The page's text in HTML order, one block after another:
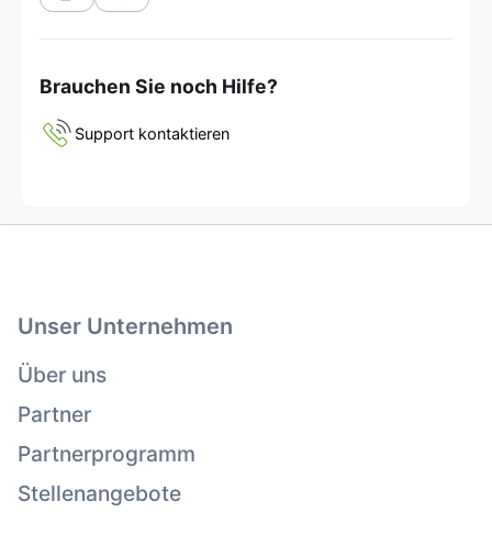
Brauchen Sie noch Hilfe?
Support kontaktieren
Unser Unternehmen
Über uns
Partner
Partnerprogramm
Stellenangebote